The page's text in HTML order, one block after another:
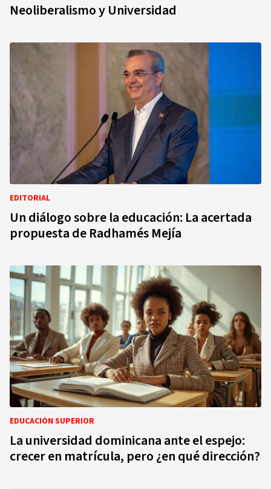
Neoliberalismo y Universidad
EDITORIAL
Un diálogo sobre la educación: La acertada
propuesta de Radhamés Mejía
EDUCACIÓN SUPERIOR
La universidad dominicana ante el espejo:
crecer en matrícula, pero ¿en qué dirección?